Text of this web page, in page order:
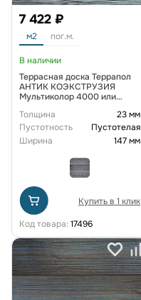
7 422 ₽
м2 пог.м.
В наличии
Террасная доска Террапол
АНТИК КОЭКСТРУЗИЯ
Мультиколор 4000 или
Толщина
23 мм
Пустотность
Пустотелая
Ширина
147 мм
Купить в 1 клик
Код товара: 17496